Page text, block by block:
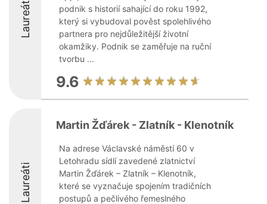
Laureáti
podnik s historií sahající do roku 1992,
který si vybudoval pověst spolehlivého
partnera pro nejdůležitější životní
okamžiky. Podnik se zaměřuje na ruční
tvorbu ...
9.6
Laureáti
Martin Žďárek - Zlatník - Klenotník
Na adrese Václavské náměstí 60 v
Letohradu sídlí zavedené zlatnictví
Martin Žďárek – Zlatník – Klenotník,
které se vyznačuje spojením tradičních
postupů a pečlivého řemeslného